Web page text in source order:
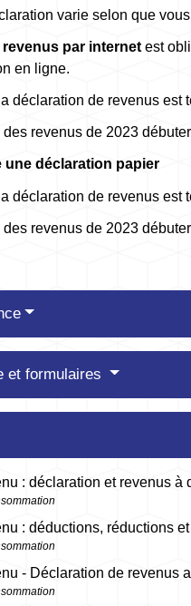
varie selon que
par internet est
en ligne.
déclaration de revenus est
revenus de 2023
une déclaration papier
déclaration de revenus est
revenus de 2023
et formulaires
: déclaration et revenus à
: déductions, réductions
- Déclaration de revenus